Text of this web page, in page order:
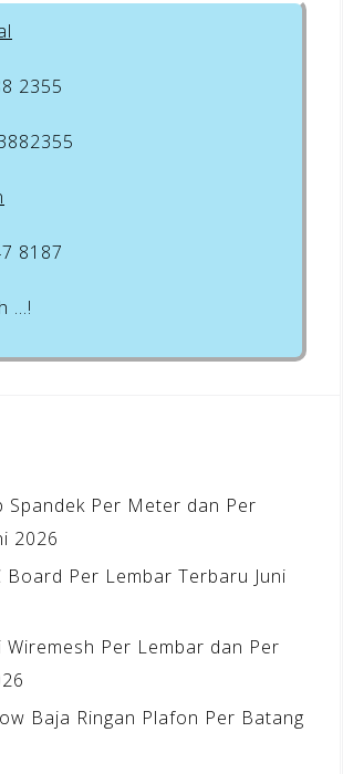
2355
8187
…!
Spandek Per Meter dan Per
2026
Board Per Lembar Terbaru Juni
Wiremesh Per Lembar dan Per
Baja Ringan Plafon Per Batang